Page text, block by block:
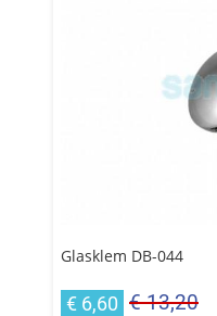
Glasklem DB-044
€ 6,60 € 13,20